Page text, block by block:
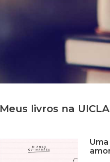
Meus livros na